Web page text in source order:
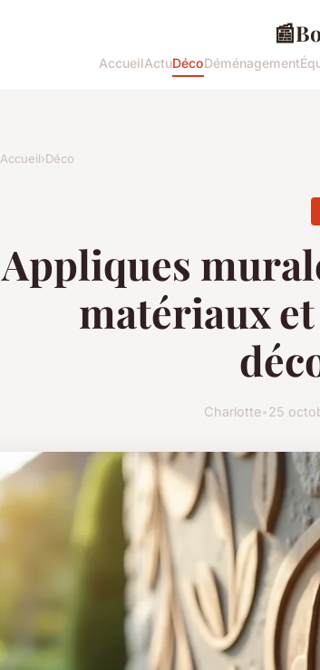
📰
AccueilActuDécoDéménagement
Accueil›Déco
Appliques
matériaux
Charlotte•25